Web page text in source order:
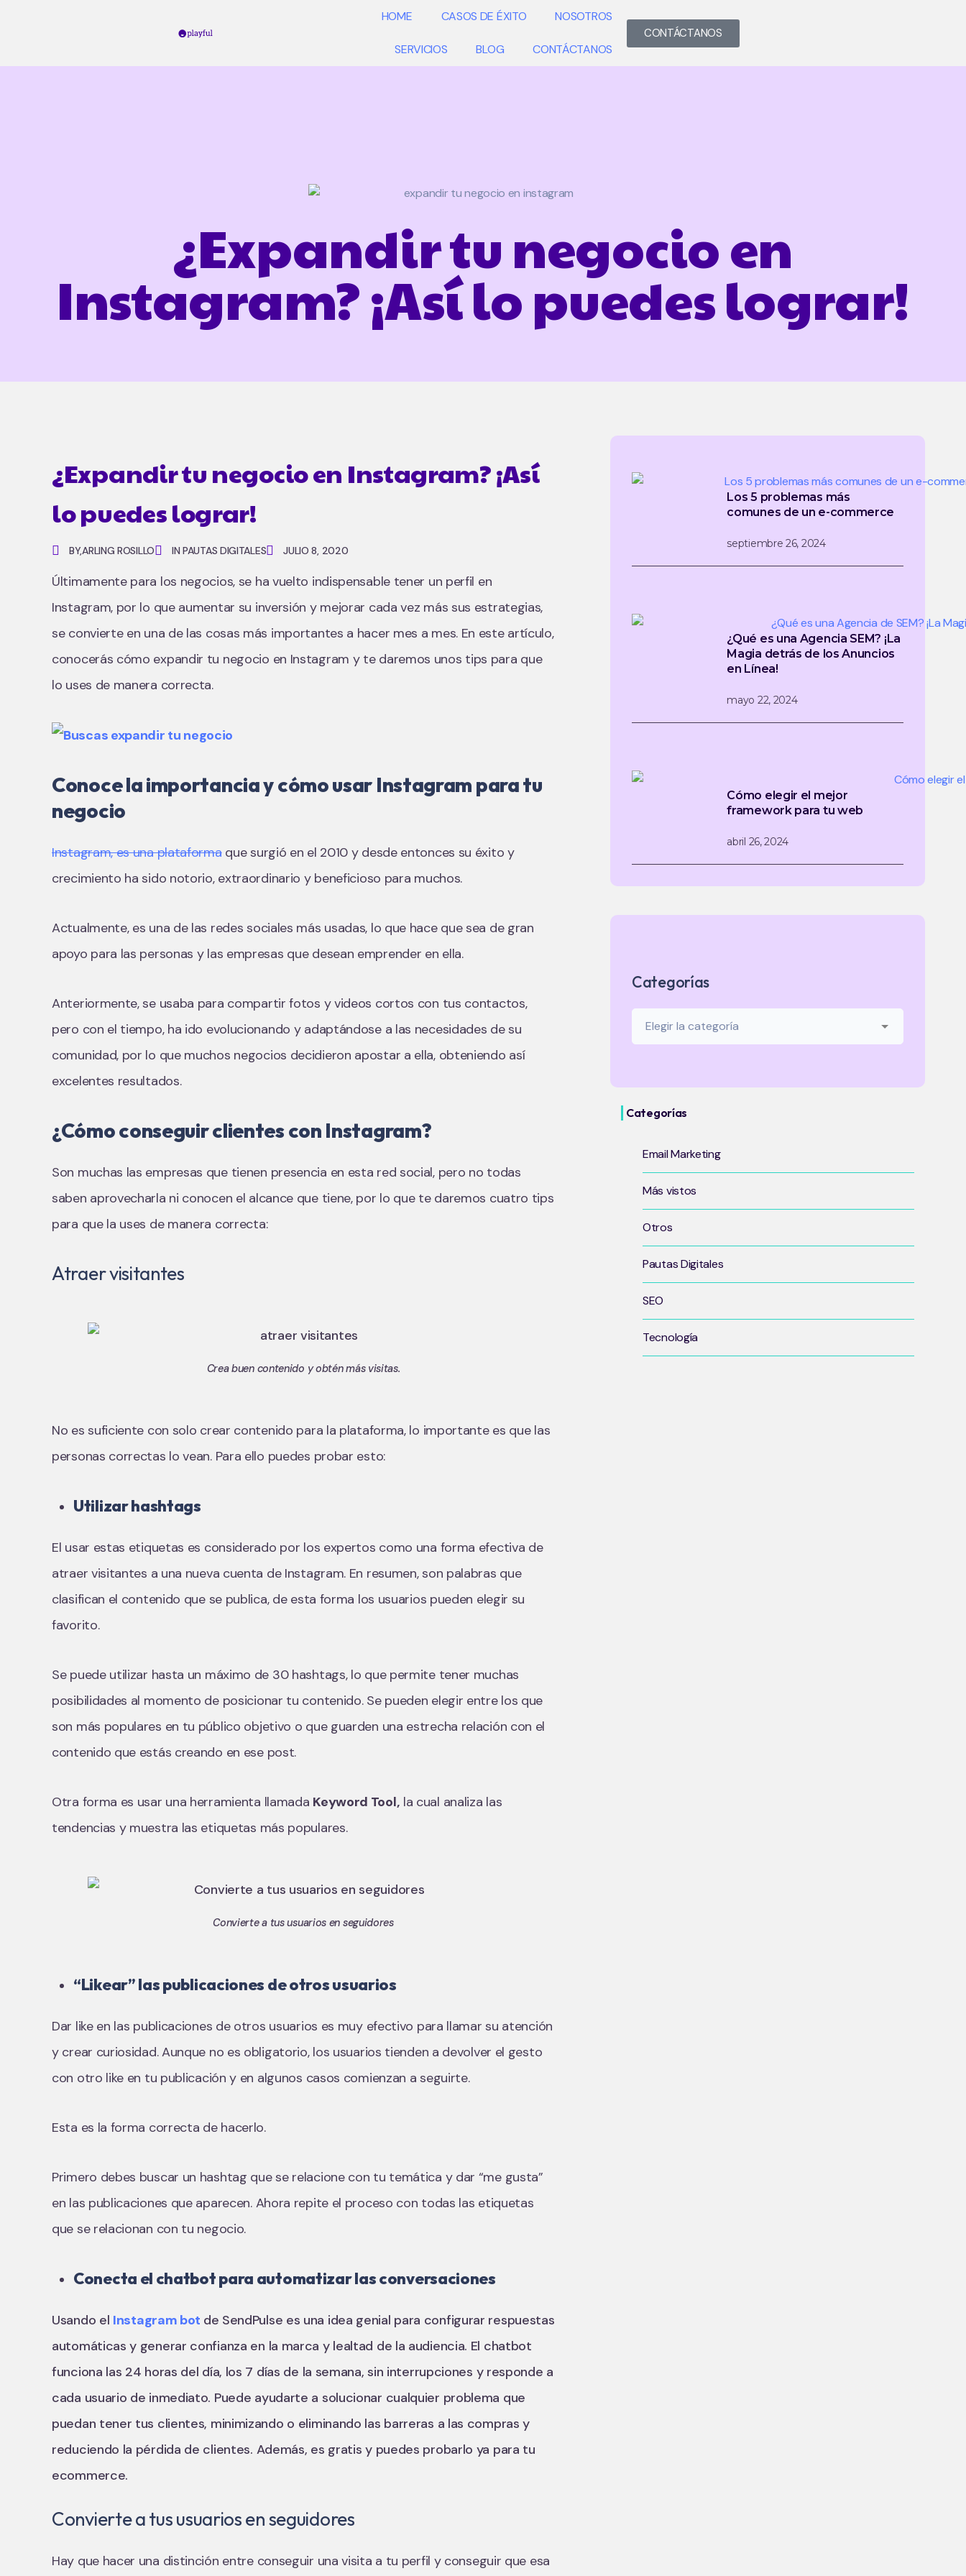
HOME CASOS DE ÉXITO NOSOTROS
SERVICIOS BLOG CONTÁCTANOS
CONTÁCTANOS
¿Expandir tu negocio en
Instagram? ¡Así lo puedes lograr!
¿Expandir tu negocio en Instagram? ¡Así
lo puedes lograr!
BY,ARLING ROSILLO IN PAUTAS DIGITALES JULIO 8, 2020
Últimamente para los negocios, se ha vuelto indispensable tener un perfil en
Instagram, por lo que aumentar su inversión y mejorar cada vez más sus estrategias,
se convierte en una de las cosas más importantes a hacer mes a mes. En este artículo,
conocerás cómo expandir tu negocio en Instagram y te daremos unos tips para que
lo uses de manera correcta.
Conoce la importancia y cómo usar Instagram para tu
negocio
Instagram, es una plataformaque surgió en el 2010 y desde entonces su éxito y
crecimiento ha sido notorio, extraordinario y beneficioso para muchos.
Actualmente, es una de las redes sociales más usadas, lo que hace que sea de gran
apoyo para las personas y las empresas que desean emprender en ella.
Anteriormente, se usaba para compartir fotos y videos cortos con tus contactos,
pero con el tiempo, ha ido evolucionando y adaptándose a las necesidades de su
comunidad, por lo que muchos negocios decidieron apostar a ella, obteniendo así
excelentes resultados.
¿Cómo conseguir clientes con Instagram?
Son muchas las empresas que tienen presencia en esta red social, pero no todas
saben aprovecharla ni conocen el alcance que tiene, por lo que te daremos cuatro tips
para que la uses de manera correcta:
Atraer visitantes
Crea buen contenido y obtén más visitas.
No es suficiente con solo crear contenido para la plataforma, lo importante es que las
personas correctas lo vean. Para ello puedes probar esto:
Utilizar hashtags
El usar estas etiquetas es considerado por los expertos como una forma efectiva de
atraer visitantes a una nueva cuenta de Instagram. En resumen, son palabras que
clasifican el contenido que se publica, de esta forma los usuarios pueden elegir su
favorito.
Se puede utilizar hasta un máximo de 30 hashtags, lo que permite tener muchas
posibilidades al momento de posicionar tu contenido. Se pueden elegir entre los que
son más populares en tu público objetivo o que guarden una estrecha relación con el
contenido que estás creando en ese post.
Otra forma es usar una herramienta llamada Keyword Tool, la cual analiza las
tendencias y muestra las etiquetas más populares.
Convierte a tus usuarios en seguidores
“Likear” las publicaciones de otros usuarios
Dar like en las publicaciones de otros usuarios es muy efectivo para llamar su atención
y crear curiosidad. Aunque no es obligatorio, los usuarios tienden a devolver el gesto
con otro like en tu publicación y en algunos casos comienzan a seguirte.
Esta es la forma correcta de hacerlo.
Primero debes buscar un hashtag que se relacione con tu temática y dar “me gusta”
en las publicaciones que aparecen. Ahora repite el proceso con todas las etiquetas
que se relacionan con tu negocio.
Conecta el chatbot para automatizar las conversaciones
Usando el Instagram bot de SendPulse es una idea genial para configurar respuestas
automáticas y generar confianza en la marca y lealtad de la audiencia. El chatbot
funciona las 24 horas del día, los 7 días de la semana, sin interrupciones y responde a
cada usuario de inmediato. Puede ayudarte a solucionar cualquier problema que
puedan tener tus clientes, minimizando o eliminando las barreras a las compras y
reduciendo la pérdida de clientes. Además, es gratis y puedes probarlo ya para tu
ecommerce.
Convierte a tus usuarios en seguidores
Hay que hacer una distinción entre conseguir una visita a tu perfil y conseguir que esa
Los 5 problemas más
comunes de un e-commerce
septiembre 26, 2024
¿Qué es una Agencia SEM? ¡La
Magia detrás de los Anuncios
en Línea!
mayo 22, 2024
Cómo elegir el mejor
framework para tu web
abril 26, 2024
Categorías
Categorías
Email Marketing
Más vistos
Otros
Pautas Digitales
SEO
Tecnología